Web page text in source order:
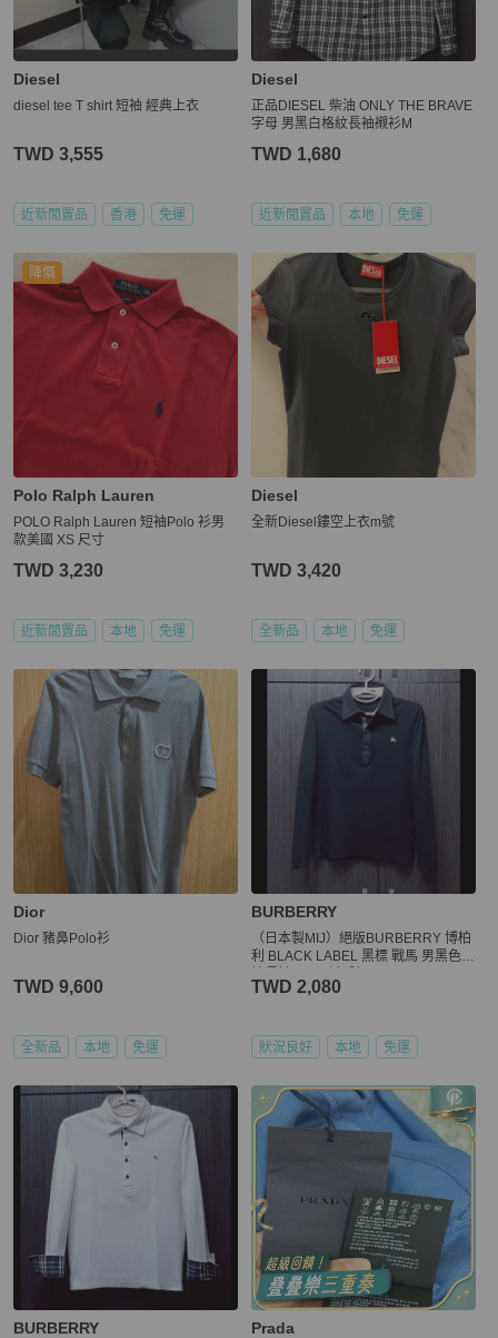
Diesel
diesel tee T shirt 短袖 經典上衣
TWD 3,555
近新閒置品 香港 免運
Diesel
正品DIESEL 柴油 ONLY THE BRAVE
字母 男黑白格紋長袖襯衫M
TWD 1,680
近新閒置品 本地 免運
降價
Polo Ralph Lauren
POLO Ralph Lauren 短袖Polo 衫男
款美國 XS 尺寸
TWD 3,230
近新閒置品 本地 免運
Diesel
全新Diesel鏤空上衣m號
TWD 3,420
全新品 本地 免運
Dior
Dior 豬鼻Polo衫
TWD 9,600
全新品 本地 免運
BURBERRY
（日本製MIJ）絕版BURBERRY 博柏
利 BLACK LABEL 黑標 戰馬 男黑色彈
TWD 2,080
狀況良好 本地 免運
BURBERRY Prada